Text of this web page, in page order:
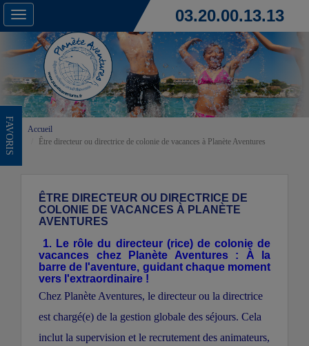
Toggle
navigation
03.20.00.13.13
FAVORIS
Accueil
Être directeur ou directrice de colonie de vacances à Planète Aventures
ÊTRE DIRECTEUR OU DIRECTRICE DE
COLONIE DE VACANCES À PLANÈTE
AVENTURES
1. Le rôle du directeur (rice) de colonie de
vacances chez Planète Aventures : À la
barre de l'aventure, guidant chaque moment
vers l'extraordinaire !
Chez Planète Aventures, le directeur ou la directrice
est chargé(e) de la gestion globale des séjours. Cela
inclut la supervision et le recrutement des animateurs,